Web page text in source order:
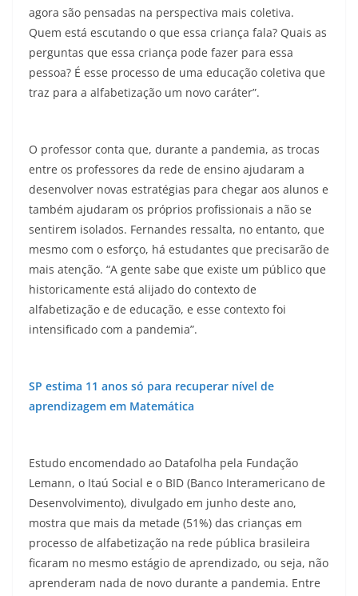
agora são pensadas na perspectiva mais coletiva.
Quem está escutando o que essa criança fala? Quais as
perguntas que essa criança pode fazer para essa
pessoa? É esse processo de uma educação coletiva que
traz para a alfabetização um novo caráter”.
O professor conta que, durante a pandemia, as trocas
entre os professores da rede de ensino ajudaram a
desenvolver novas estratégias para chegar aos alunos e
também ajudaram os próprios profissionais a não se
sentirem isolados. Fernandes ressalta, no entanto, que
mesmo com o esforço, há estudantes que precisarão de
mais atenção. “A gente sabe que existe um público que
historicamente está alijado do contexto de
alfabetização e de educação, e esse contexto foi
intensificado com a pandemia”.
SP estima 11 anos só para recuperar nível de
aprendizagem em Matemática
Estudo encomendado ao Datafolha pela Fundação
Lemann, o Itaú Social e o BID (Banco Interamericano de
Desenvolvimento), divulgado em junho deste ano,
mostra que mais da metade (51%) das crianças em
processo de alfabetização na rede pública brasileira
ficaram no mesmo estágio de aprendizado, ou seja, não
aprenderam nada de novo durante a pandemia. Entre